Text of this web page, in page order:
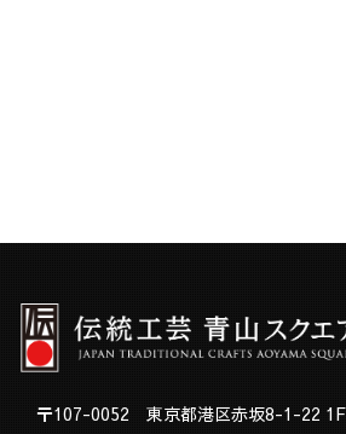
〒107-0052 東京都港区赤坂8-1-22 1F